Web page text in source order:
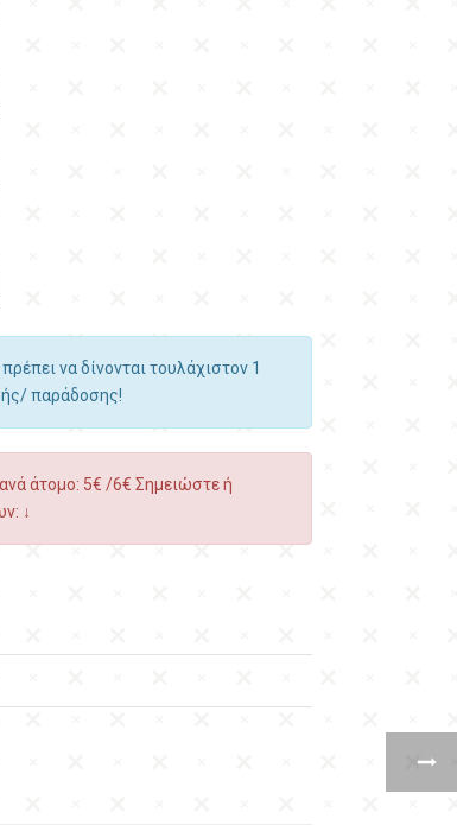
να δίνονται τουλάχιστον 1
παράδοσης!
άτομο: 5€ /6€ Σημειώστε ή
↓